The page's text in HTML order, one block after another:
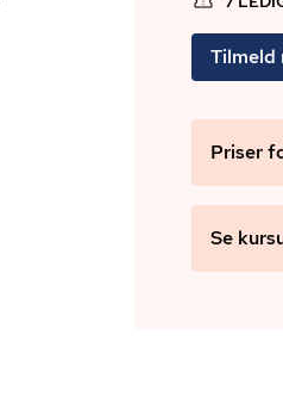
Tilmeld
Priser
Se